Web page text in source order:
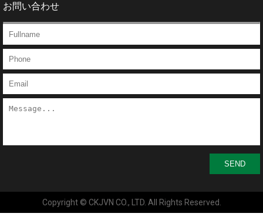
お問い合わせ
SEND
Copyright © CKJVN CO., LTD. All Rights Reserved.